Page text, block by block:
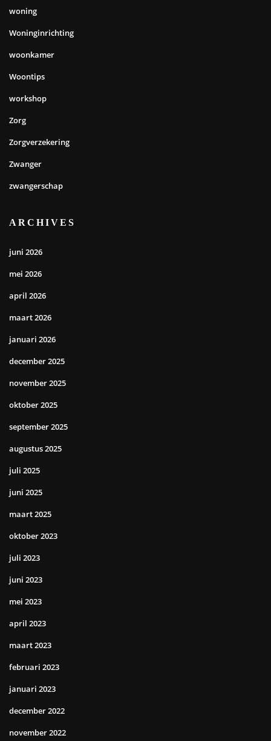
woning
Woninginrichting
woonkamer
Woontips
workshop
Zorg
Zorgverzekering
Zwanger
zwangerschap
ARCHIVES
juni 2026
mei 2026
april 2026
maart 2026
januari 2026
december 2025
november 2025
oktober 2025
september 2025
augustus 2025
juli 2025
juni 2025
maart 2025
oktober 2023
juli 2023
juni 2023
mei 2023
april 2023
maart 2023
februari 2023
januari 2023
december 2022
november 2022